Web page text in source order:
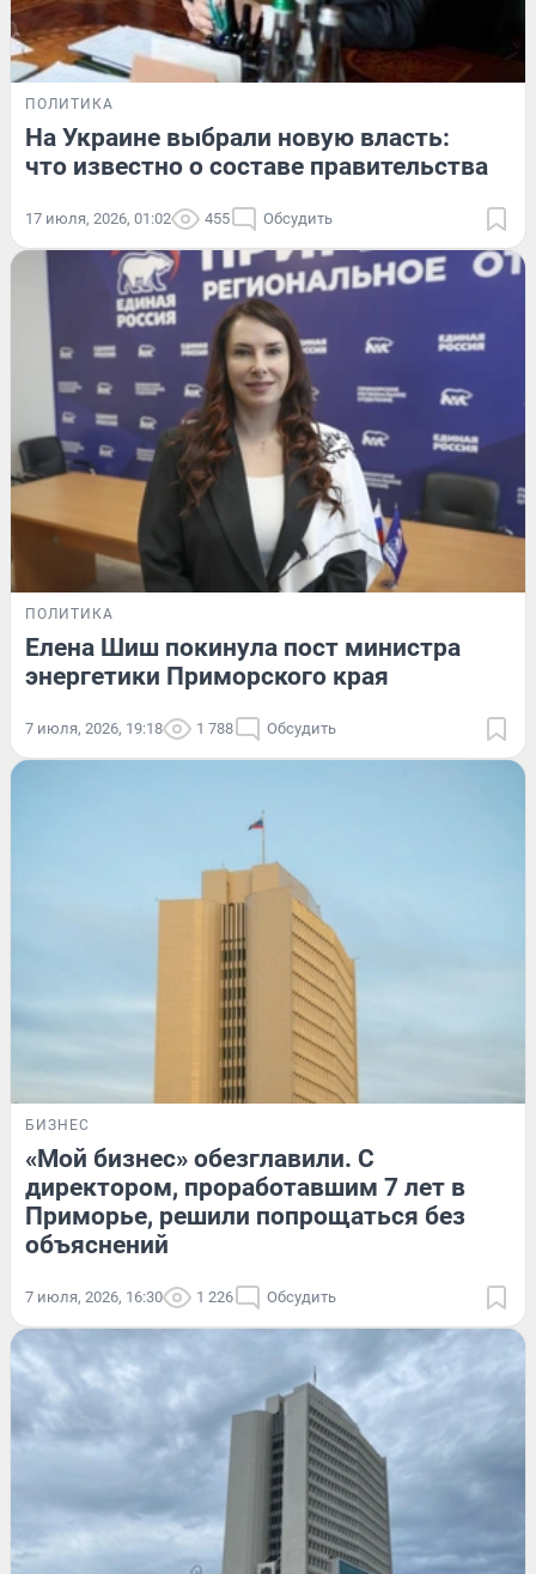
ПОЛИТИКА
На Украине выбрали новую власть:
что известно о составе правительства
17 июля, 2026, 01:02 455 Обсудить
ПОЛИТИКА
Елена Шиш покинула пост министра
энергетики Приморского края
7 июля, 2026, 19:18 1 788 Обсудить
БИЗНЕС
«Мой бизнес» обезглавили. С
директором, проработавшим 7 лет в
Приморье, решили попрощаться без
объяснений
7 июля, 2026, 16:30 1 226 Обсудить